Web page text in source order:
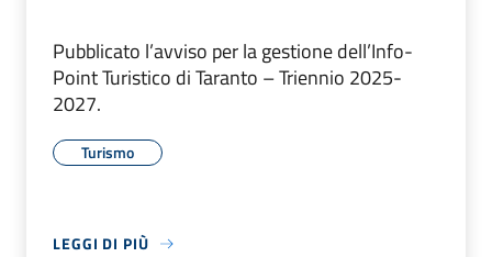
Pubblicato l’avviso per la gestione dell’Info-
Point Turistico di Taranto – Triennio 2025-
2027.
Turismo
LEGGI DI PIÙ